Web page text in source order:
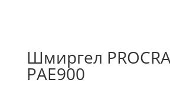
Шмиргел
PAE900